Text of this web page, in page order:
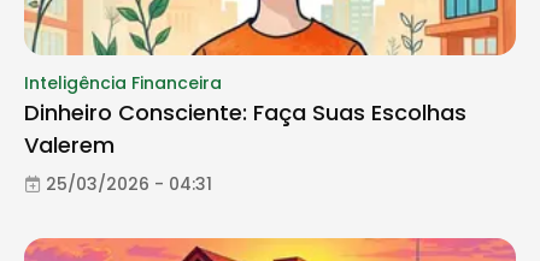
Inteligência Financeira
Dinheiro Consciente: Faça Suas Escolhas
Valerem
25/03/2026 - 04:31